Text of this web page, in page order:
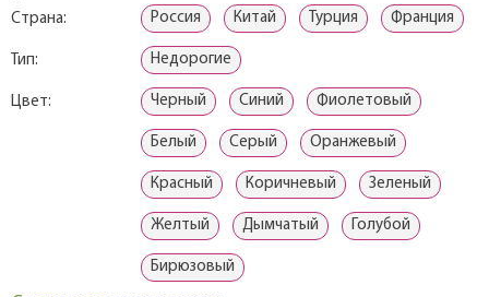
Страна: Россия Китай Турция Франция
Тип: Недорогие
Цвет: Черный Синий Фиолетовый
Белый Серый Оранжевый
Красный Коричневый Зеленый
Желтый Дымчатый Голубой
Бирюзовый